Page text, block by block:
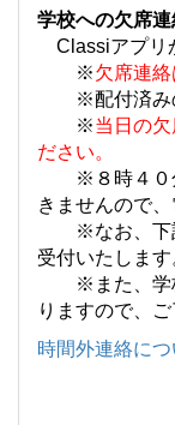
学校への欠席連
Classiアプリ
※欠席連
※配付済みの
※当日の
ださい。
※８時４０分
きませんので
※なお、下記
受付いたします
※また、学校
りますので、ご
時間外連絡に